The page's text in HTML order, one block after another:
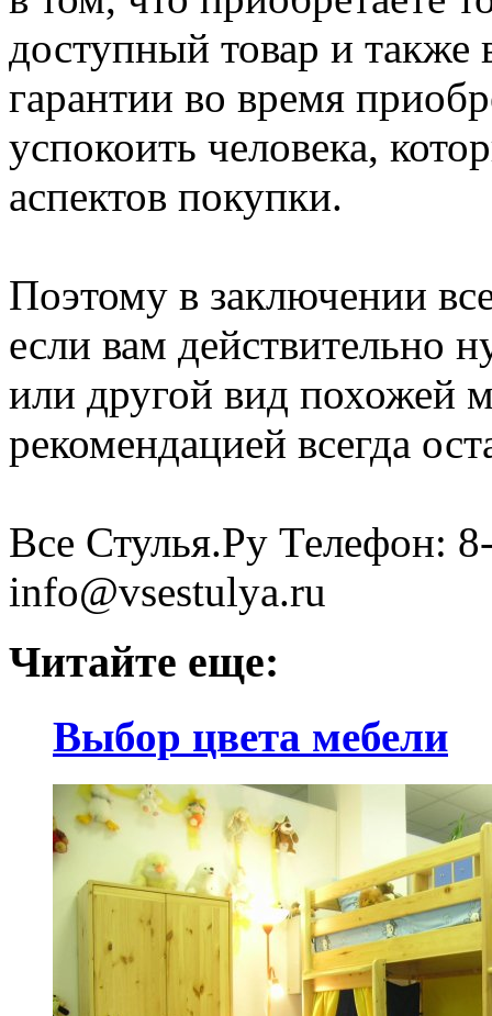
доступный товар и
гарантии во время
успокоить человека,
аспектов покупки.
Поэтому в заключении
если вам действительно
или другой вид похожей
рекомендацией всегда
Все Стулья.Ру Телефон:
info@vsestulya.ru
Читайте еще:
Выбор цвета мебели